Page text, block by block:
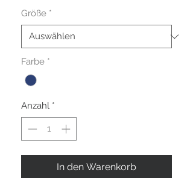
Größe *
Farbe *
Anzahl *
In den Warenkorb